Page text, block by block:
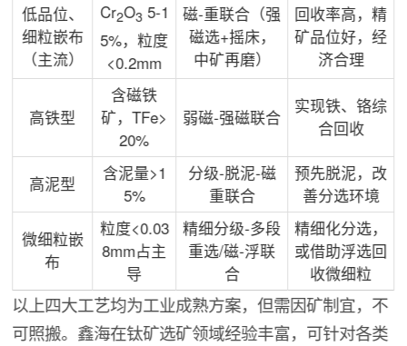
低品位、
细粒嵌布
（主流）
Cr2O35-1
5%，粒度
<0.2mm
磁-重联合（强
磁选+摇床，
中矿再磨）
回收率高，精
矿品位好，经
济合理
高铁型
含磁铁
矿，TFe>
20%
弱磁-强磁联合
实现铁、铬综
合回收
高泥型
含泥量>1
5%
分级-脱泥-磁
重联合
预先脱泥，改
善分选环境
微细粒嵌
布
粒度<0.03
8mm占主
导
精细分级-多段
重选/磁-浮联
合
精细化分选，
或借助浮选回
收微细粒
以上四大工艺均为工业成熟方案，但需因矿制宜，不
可照搬。鑫海在钛矿选矿领域经验丰富，可针对各类